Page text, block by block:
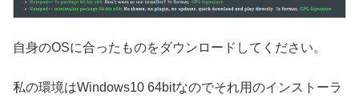
自身のOSに合ったものをダウンロードしてください。
私の環境はWindows10 64bitなのでそれ用のインストーラ